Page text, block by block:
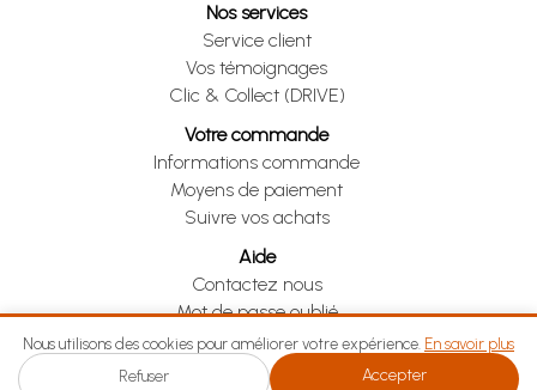
Nos services
Service client
Vos témoignages
Clic & Collect (DRIVE)
Votre commande
Informations commande
Moyens de paiement
Suivre vos achats
Aide
Contactez nous
Mot de passe oublié
Je me rétracte
Nous utilisons des cookies pour améliorer votre expérience. En savoir plus
Refuser Accepter